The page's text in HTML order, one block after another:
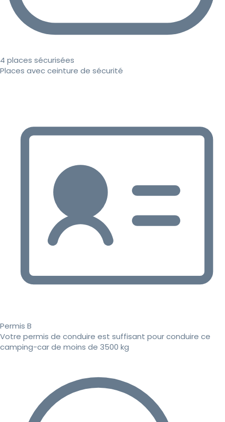
4 places sécurisées
Places avec ceinture de sécurité
Permis B
Votre permis de conduire est suffisant pour conduire ce
camping-car de moins de 3500 kg